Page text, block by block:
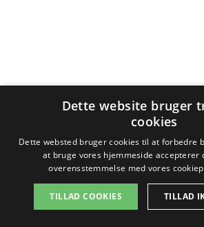
Dette website bruger
cookies
Dette websted bruger cookies til at forbedre
at bruge vores hjemmeside accepterer
overensstemmelse med vores
TILLAD COOKIES TILLAD